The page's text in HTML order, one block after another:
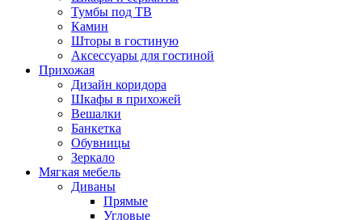
Тумбы под ТВ
Камин
Шторы в гостиную
Аксессуары для гостиной
Прихожая
Дизайн коридора
Шкафы в прихожей
Вешалки
Банкетка
Обувницы
Зеркало
Мягкая мебель
Диваны
Прямые
Угловые